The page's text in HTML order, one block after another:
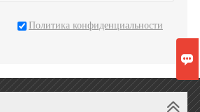
Политика конфиденциальности
